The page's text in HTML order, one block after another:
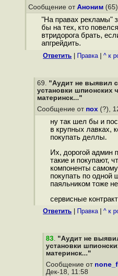
Сообщение от Аноним
"На правах рекламы"
бы на тех, кто
втридорога брать,
апгрейдить.
Ответить Правка| ^ к
69. "Аудит не выявил
установки шпионских
материнск..."
Сообщение от пох (?),
ну так шел бы и
в крупных лавках,
покупать деллы.
Их, дорогой админ
такие и покупают,
компоненты
покупать по одной
паяльником тоже
сервисные
Ответить Правка| ^ к
83. "Аудит не
установки
материнск..."
Сообщение от
Дек-18, 11:58